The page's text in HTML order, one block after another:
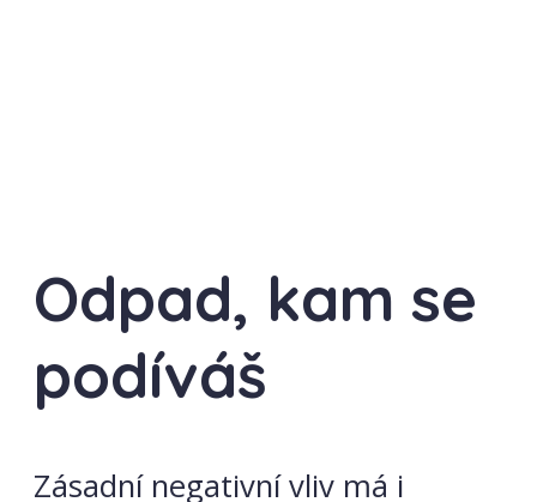
Odpad, kam se
podíváš
Zásadní negativní vliv má i